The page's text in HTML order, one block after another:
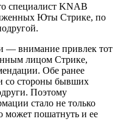
специалист KNAB
Юты Стрике, по
— внимание привлек тот
лицом Стрике,
Обе ранее
со стороны бывших
Поэтому
стало не только
пошатнуть и ее